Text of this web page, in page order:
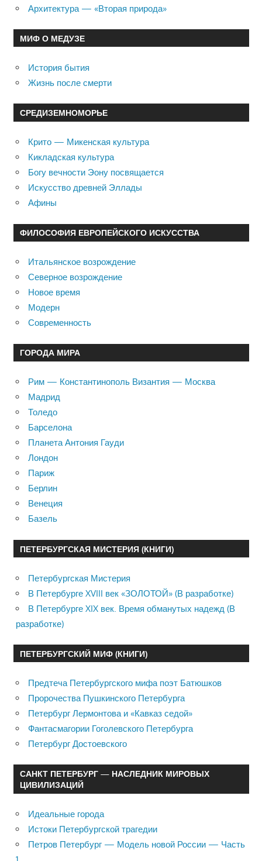
Архитектура — «Вторая природа»
МИФ О МЕДУЗЕ
История бытия
Жизнь после смерти
СРЕДИЗЕМНОМОРЬЕ
Крито — Микенская культура
Кикладская культура
Богу вечности Эону посвящается
Искусство древней Эллады
Афины
ФИЛОСОФИЯ ЕВРОПЕЙСКОГО ИСКУССТВА
Итальянское возрождение
Северное возрождение
Новое время
Модерн
Современность
ГОРОДА МИРА
Рим — Константинополь Византия — Москва
Мадрид
Толедо
Барселона
Планета Антония Гауди
Лондон
Париж
Берлин
Венеция
Базель
ПЕТЕРБУРГСКАЯ МИСТЕРИЯ (КНИГИ)
Петербургская Мистерия
В Петербурге XVIII век «ЗОЛОТОЙ» (В разработке)
В Петербурге XIX век. Время обманутых надежд (В
разработке)
ПЕТЕРБУРГСКИЙ МИФ (КНИГИ)
Предтеча Петербургского мифа поэт Батюшков
Пророчества Пушкинского Петербурга
Петербург Лермонтова и «Кавказ седой»
Фантасмагории Гоголевского Петербурга
Петербург Достоевского
САНКТ ПЕТЕРБУРГ — НАСЛЕДНИК МИРОВЫХ
ЦИВИЛИЗАЦИЙ
Идеальные города
Истоки Петербургской трагедии
Петров Петербург — Модель новой России — Часть